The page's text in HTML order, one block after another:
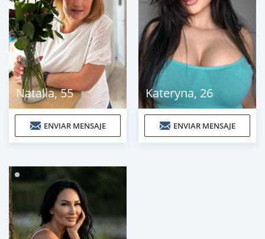
Natalia,55
ENVIAR MENSAJE
Kateryna, 26
ENVIAR MENSAJE